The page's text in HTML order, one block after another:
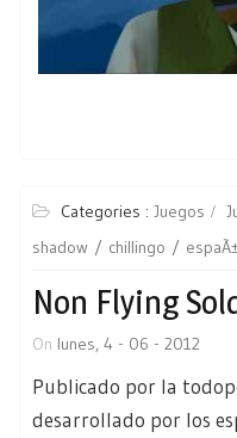
Categories : Juegos
shadow
chillingo
Non Flying
On lunes, 4 - 06 - 2012
Publicado por la
desarrollado por los